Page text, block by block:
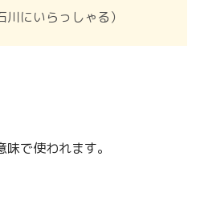
川にいらっしゃる）
で使われます。